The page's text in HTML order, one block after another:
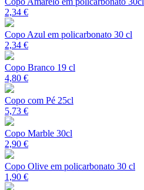
2,34 €
Copo Azul em policarbonato 30 cl
2,34 €
Copo Branco 19 cl
4,80 €
Copo com Pé 25cl
5,73 €
Copo Marble 30cl
2,90 €
Copo Olive em policarbonato 30 cl
1,90 €